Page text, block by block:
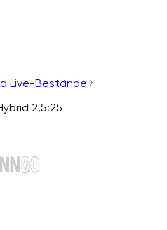
Live-Bestände
2,5:25